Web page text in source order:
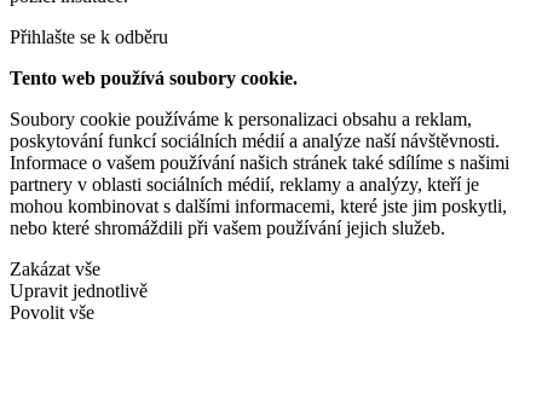
Přihlašte se k odběru
Tento web používá soubory cookie.
Soubory cookie používáme k personalizaci obsahu a reklam,
poskytování funkcí sociálních médií a analýze naší návštěvnosti.
Informace o vašem používání našich stránek také sdílíme s našimi
partnery v oblasti sociálních médií, reklamy a analýzy, kteří je
mohou kombinovat s dalšími informacemi, které jste jim poskytli,
nebo které shromáždili při vašem používání jejich služeb.
Zakázat vše
Upravit jednotlivě
Povolit vše